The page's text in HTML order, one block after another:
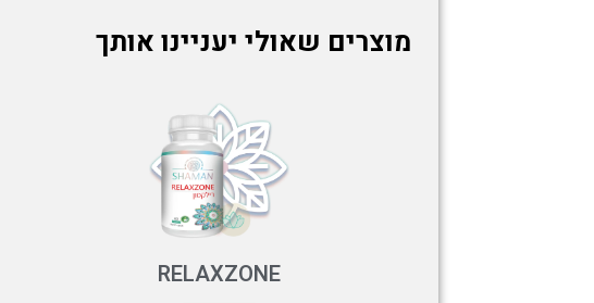
מוצרים שאולי יעניינו אותך
RELAXZONE